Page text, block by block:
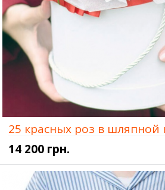
25 красных роз в шляпной
14 200 грн.